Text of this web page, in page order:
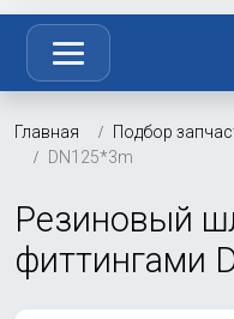
Главная Подбор
DN125*3m
Резиновый
фиттингами